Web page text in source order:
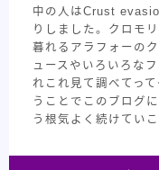
中の人はCrust
りしました。クロモ
暮れるアラフォーの
ュースやいろいろな
れこれ見て調べてっ
うことでこのブログ
う根気よく続けていこ